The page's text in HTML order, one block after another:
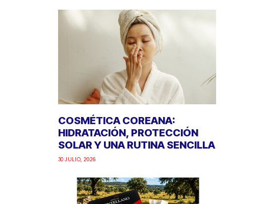
COSMÉTICA COREANA:
HIDRATACIÓN, PROTECCIÓN
SOLAR Y UNA RUTINA SENCILLA
30 JULIO, 2026